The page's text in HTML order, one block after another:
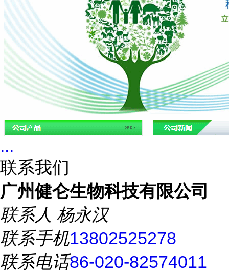
...
联系我们
广州健仑生物科技有限公司
联系人 杨永汉
联系手机13802525278
联系电话86-020-82574011